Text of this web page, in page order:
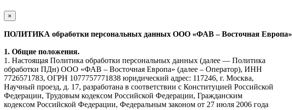
×
ПОЛИТИКА обработки персональных данных ООО «ФАВ – Восточная Европа»
1. Общие положения.
1. Настоящая Политика обработки персональных данных (далее — Политика
обработки ПДн) ООО «ФАВ – Восточная Европа» (далее – Оператор), ИНН
7726571783, ОГРН 1077757771838 юридический адрес: 117246, г. Москва,
Научный проезд, д. 17, разработана в соответствии с Конституцией Российской
Федерации, Трудовым кодексом Российской Федерации, Гражданским
кодексом Российской Федерации, Федеральным законом от 27 июля 2006 года